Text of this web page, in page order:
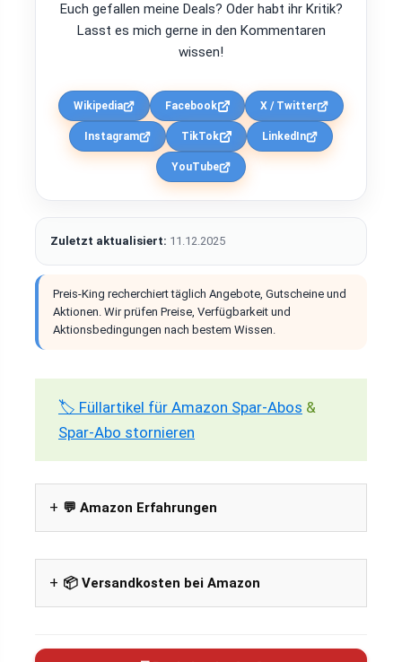
Euch gefallen meine Deals? Oder habt ihr Kritik?
Lasst es mich gerne in den Kommentaren
wissen!
Wikipedia Facebook X / Twitter
Instagram TikTok LinkedIn
YouTube
Zuletzt aktualisiert: 11.12.2025
Preis-King recherchiert täglich Angebote, Gutscheine und
Aktionen. Wir prüfen Preise, Verfügbarkeit und
Aktionsbedingungen nach bestem Wissen.
🏷️ Füllartikel für Amazon Spar-Abos &
Spar-Abo stornieren
💬 Amazon Erfahrungen
📦 Versandkosten bei Amazon